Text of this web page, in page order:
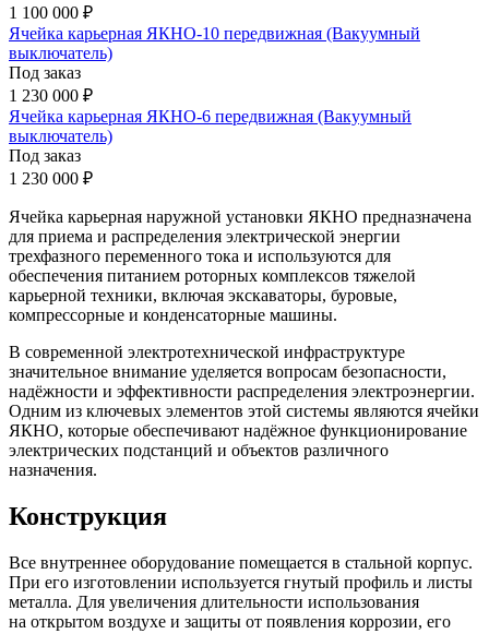
1 100 000 ₽
Ячейка карьерная ЯКНО-10 передвижная (Вакуумный
выключатель)
Под заказ
1 230 000 ₽
Ячейка карьерная ЯКНО-6 передвижная (Вакуумный
выключатель)
Под заказ
1 230 000 ₽
Ячейка карьерная наружной установки ЯКНО предназначена
для приема и распределения электрической энергии
трехфазного переменного тока и используются для
обеспечения питанием роторных комплексов тяжелой
карьерной техники, включая экскаваторы, буровые,
компрессорные и конденсаторные машины.
В современной электротехнической инфраструктуре
значительное внимание уделяется вопросам безопасности,
надёжности и эффективности распределения электроэнергии.
Одним из ключевых элементов этой системы являются ячейки
ЯКНО, которые обеспечивают надёжное функционирование
электрических подстанций и объектов различного
назначения.
Конструкция
Все внутреннее оборудование помещается в стальной корпус.
При его изготовлении используется гнутый профиль и листы
металла. Для увеличения длительности использования
на открытом воздухе и защиты от появления коррозии, его